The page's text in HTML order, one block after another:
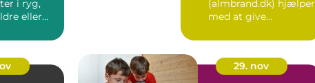
i ryg,
eller
(almbrand.dk) hjælper
med at give
pludseligt ...
29. nov